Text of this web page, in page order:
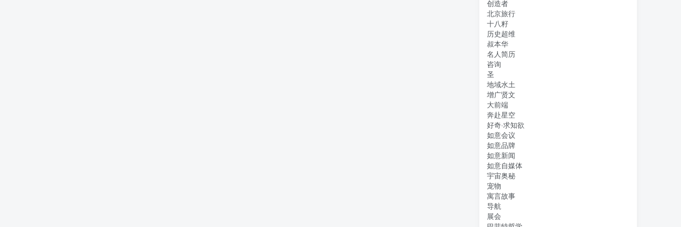
创造者
北京旅行
十八籽
历史超维
叔本华
名人简历
咨询
圣
地域水土
增广贤文
大前端
奔赴星空
好奇·求知欲
如意会议
如意品牌
如意新闻
如意自媒体
宇宙奥秘
宠物
寓言故事
导航
展会